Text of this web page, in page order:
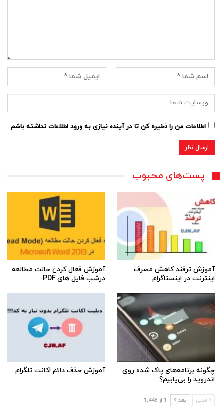
اطلاعات من را ذخیره کن تا در آینده نیازی به ورود اطلاعات نداشته باشم
پست‌های محبوب
آموزش ترفند کاهش مصرف
اینترنت در اینستاگرام
آموزش فعال کردن حالت مطالعه
درشب فایل های PDF
چگونه برنامه‌های پاک شده روی
اندروید را بی‌یابیم؟
آموزش حذف دائم اکانت تلگرام
قبلی بعد 1 از 1,448